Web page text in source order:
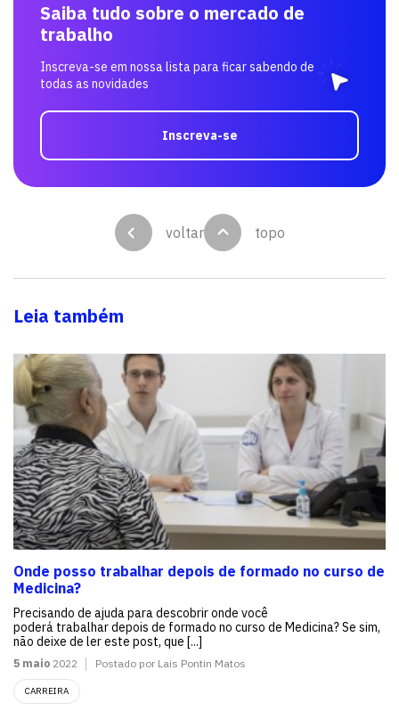
Saiba tudo sobre o mercado de
trabalho
Inscreva-se em nossa lista para ficar sabendo de
todas as novidades
Inscreva-se
voltar topo
Leia também
Onde posso trabalhar depois de formado no curso de
Medicina?
Precisando de ajuda para descobrir onde você
poderá trabalhar depois de formado no curso de Medicina? Se sim,
não deixe de ler este post, que [...]
5 maio 2022 Postado por Lais Pontin Matos
CARREIRA